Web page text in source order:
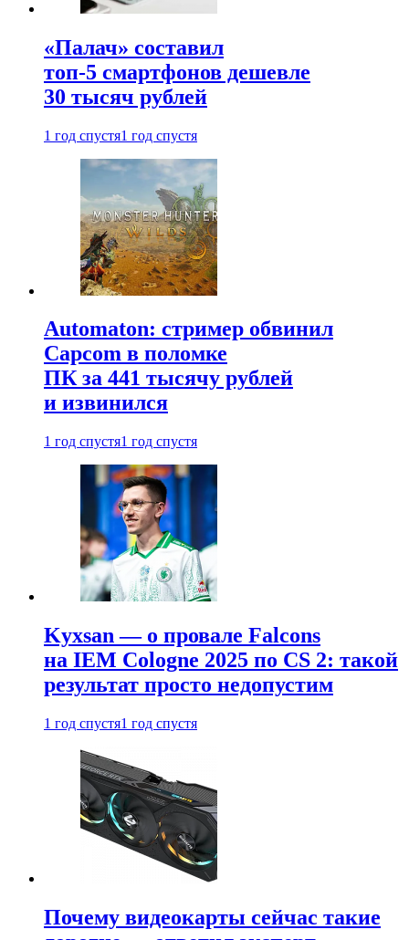
«Палач» составил
топ-5 смартфонов дешевле
30 тысяч рублей
1 год спустя1 год спустя
Automaton: стример обвинил
Capcom в поломке
ПК за 441 тысячу рублей
и извинился
1 год спустя1 год спустя
Kyxsan — о провале Falcons
на IEM Cologne 2025 по CS 2: такой
результат просто недопустим
1 год спустя1 год спустя
Почему видеокарты сейчас такие